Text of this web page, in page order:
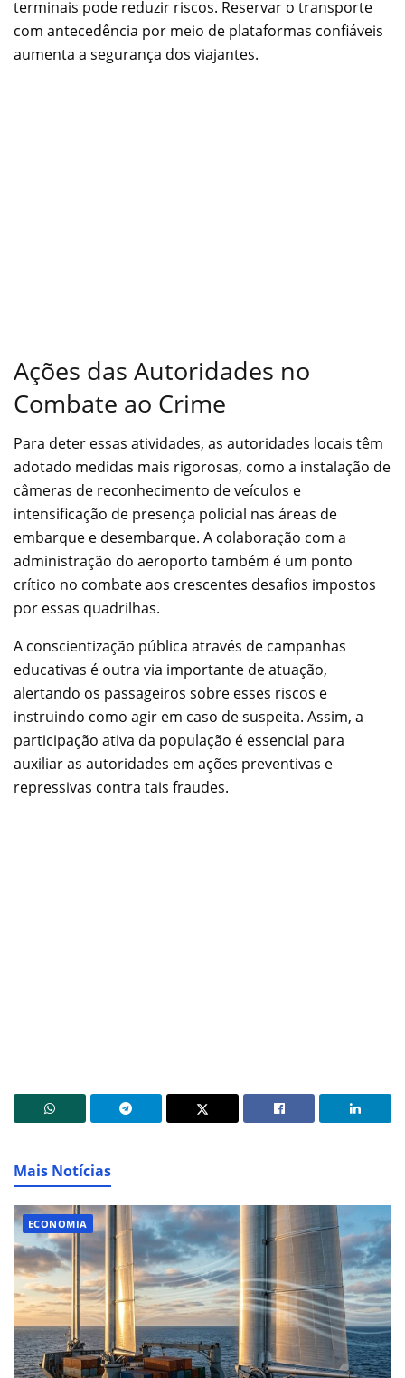
terminais pode reduzir riscos. Reservar o transporte
com antecedência por meio de plataformas confiáveis
aumenta a segurança dos viajantes.
Ações das Autoridades no
Combate ao Crime
Para deter essas atividades, as autoridades locais têm
adotado medidas mais rigorosas, como a instalação de
câmeras de reconhecimento de veículos e
intensificação de presença policial nas áreas de
embarque e desembarque. A colaboração com a
administração do aeroporto também é um ponto
crítico no combate aos crescentes desafios impostos
por essas quadrilhas.
A conscientização pública através de campanhas
educativas é outra via importante de atuação,
alertando os passageiros sobre esses riscos e
instruindo como agir em caso de suspeita. Assim, a
participação ativa da população é essencial para
auxiliar as autoridades em ações preventivas e
repressivas contra tais fraudes.
Mais Notícias
ECONOMIA